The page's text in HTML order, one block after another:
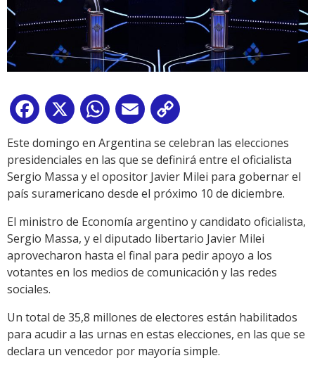
Facebook
X WhatsApp
Email
Link
Este domingo en Argentina se celebran las elecciones
presidenciales en las que se definirá entre el oficialista
Sergio Massa y el opositor Javier Milei para gobernar el
país suramericano desde el próximo 10 de diciembre.
El ministro de Economía argentino y candidato oficialista,
Sergio Massa, y el diputado libertario Javier Milei
aprovecharon hasta el final para pedir apoyo a los
votantes en los medios de comunicación y las redes
sociales.
Un total de 35,8 millones de electores están habilitados
para acudir a las urnas en estas elecciones, en las que se
declara un vencedor por mayoría simple.